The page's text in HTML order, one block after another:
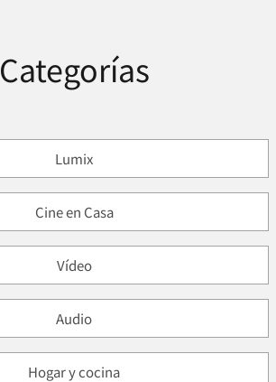
Categorías
Lumix
Cine en Casa
Vídeo
Audio
Hogar y cocina